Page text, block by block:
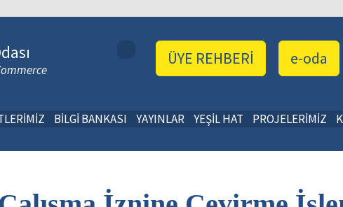
e-oda
ÜYE REHBERİ
BİLGİ BANKASI YAYINLAR YEŞİL HAT PROJELERİMİZ